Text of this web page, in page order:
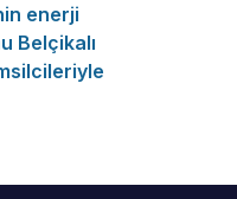
enerji
Belçikalı